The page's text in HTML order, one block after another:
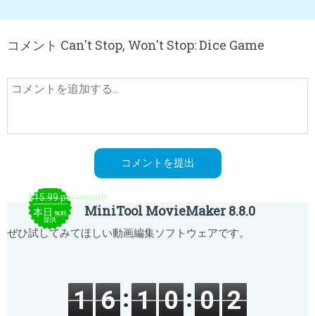
コメント Can't Stop, Won't Stop: Dice Game
$15.99 per month
本日 無料
提供
MiniTool MovieMaker 8.8.0
ぜひ試してみてほしい動画編集ソフトウェアです。
1 6 1 0 0 2